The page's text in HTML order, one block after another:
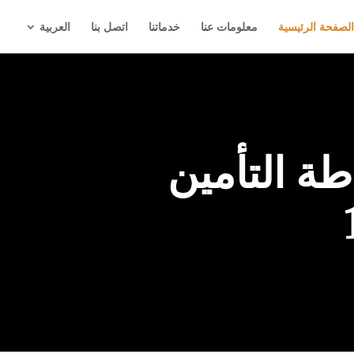
الصفحة الرئيسية معلومات عنا خدماتنا اتصل بنا العربية
التأمين